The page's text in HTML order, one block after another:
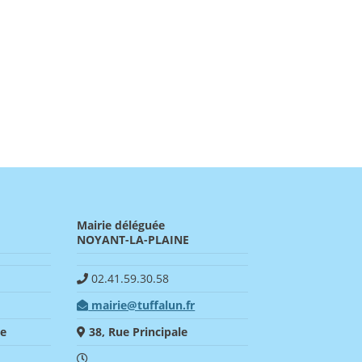
Mairie déléguée
NOYANT-LA-PLAINE
02.41.59.30.58
mairie@tuffalun.fr
38, Rue Principale